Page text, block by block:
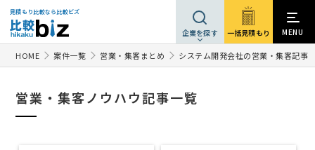
見積もり比較なら比較ビズ
企業を探す 一括見積もり MENU
HOME 案件一覧 営業・集客まとめ システム開発会社の営業・集客記事
営業・集客ノウハウ記事一覧